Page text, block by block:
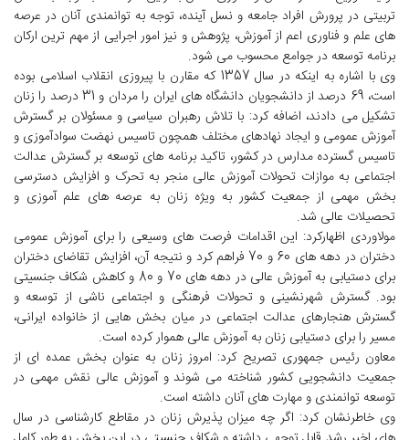
تربیتی در پرورش افراد جامعه و نسل آینده، توجه به توانمندی آنان در عرصه
های علم و فناوری اعم از آموزش، پژوهش و نیز امور اجرایی از مهم ترین ارکان
برنامه توسعه در جوامع محسوب می شود.
وی با اشاره به اینکه در سال 1357 که مقارن با پیروزی انقلاب اسلامی بوده
است، 69 درصد از دانشجویان دانشگاه های ایران را مردان و 31 درصد را زنان
تشکیل می دادند، اضافه کرد: با تلاش رهبران سیاسی و مسئولان بر گسترش
آموزش عمومی و ایجاد نهادهای مختلف همچون تاسیس نهضت سوادآموزی و
تاسیس گسترده مدارس در کشور، تاکید برنامه های توسعه بر گسترش عدالت
اجتماعی به موازات تحولات آموزش عالی منجر به تحرک و افزایش دسترسی
بخش مهمی از جمعیت کشور به ویژه زنان به عرصه های علم آموزی و
تحصیلات عالی شد.
مولاوردی اظهارکرد: این اقدامات فرصت های وسیعی را برای آموزش عمومی
دختران در دهه های 60 و 70 فراهم کرد و نتیجه آن، افزایش تقاضای دختران
برای دستیابی به آموزش عالی در دهه های 70 و 80 و کاهش شکاف جنسیتی
بود. گسترش شهرنشینی و تحولات فرهنگی و اجتماعی ناشی از توسعه و
گسترش هنجارهای عدالت اجتماعی در میان بخش هایی از خانواده ایرانی،
مسیر را برای دستیابی زنان به آموزش عالی هموار کرده است.
معاون رئیس جمهوری تصریح کرد: امروز زنان به عنوان بخش عمده ای از
جمعیت دانشجویی کشور شناخته می شوند و آموزش عالی نقش مهمی در
توسعه توانمندی و مهارت های آنان داشته است.
وی خاطرنشان کرد: اگر چه میزان پذیرش زنان در مقاطع کارشناسی در سال